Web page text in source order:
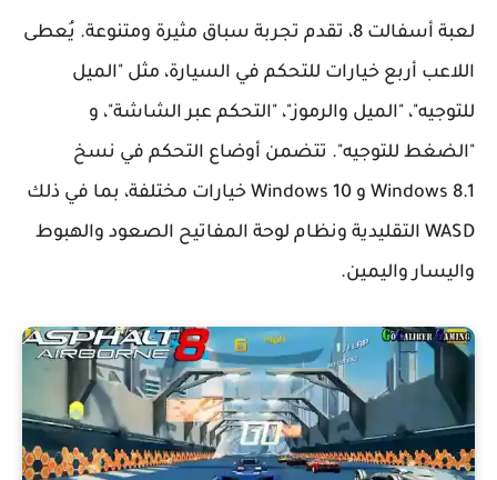
لعبة أسفالت 8، تقدم تجربة سباق مثيرة ومتنوعة. يُعطى
اللاعب أربع خيارات للتحكم في السيارة، مثل "الميل
للتوجيه"، "الميل والرموز"، "التحكم عبر الشاشة"، و
"الضغط للتوجيه". تتضمن أوضاع التحكم في نسخ
Windows 8.1 و Windows 10 خيارات مختلفة، بما في ذلك
WASD التقليدية ونظام لوحة المفاتيح الصعود والهبوط
واليسار واليمين.